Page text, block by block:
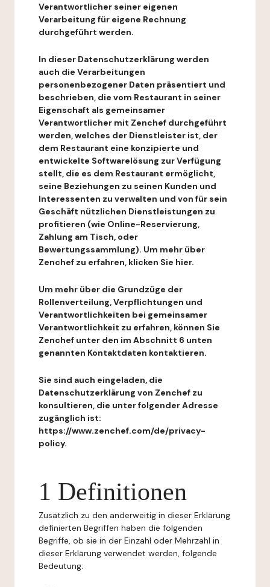
Verantwortlicher seiner eigenen
Verarbeitung für eigene Rechnung
durchgeführt werden.
In dieser Datenschutzerklärung werden
auch die Verarbeitungen
personenbezogener Daten präsentiert und
beschrieben, die vom Restaurant in seiner
Eigenschaft als gemeinsamer
Verantwortlicher mit Zenchef durchgeführt
werden, welches der Dienstleister ist, der
dem Restaurant eine konzipierte und
entwickelte Softwarelösung zur Verfügung
stellt, die es dem Restaurant ermöglicht,
seine Beziehungen zu seinen Kunden und
Interessenten zu verwalten und von für sein
Geschäft nützlichen Dienstleistungen zu
profitieren (wie Online-Reservierung,
Zahlung am Tisch, oder
Bewertungssammlung). Um mehr über
Zenchef zu erfahren, klicken Sie hier.
Um mehr über die Grundzüge der
Rollenverteilung, Verpflichtungen und
Verantwortlichkeiten bei gemeinsamer
Verantwortlichkeit zu erfahren, können Sie
Zenchef unter den im Abschnitt 6 unten
genannten Kontaktdaten kontaktieren.
Sie sind auch eingeladen, die
Datenschutzerklärung von Zenchef zu
konsultieren, die unter folgender Adresse
zugänglich ist:
https://www.zenchef.com/de/privacy-
policy.
1 Definitionen
Zusätzlich zu den anderweitig in dieser Erklärung
definierten Begriffen haben die folgenden
Begriffe, ob sie in der Einzahl oder Mehrzahl in
dieser Erklärung verwendet werden, folgende
Bedeutung: